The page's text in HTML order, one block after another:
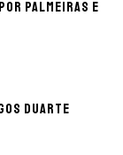
Palmeiras e
Duarte